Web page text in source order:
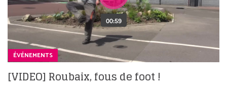
ÉVÉNEMENTS
[VIDEO] Roubaix, fous de foot !